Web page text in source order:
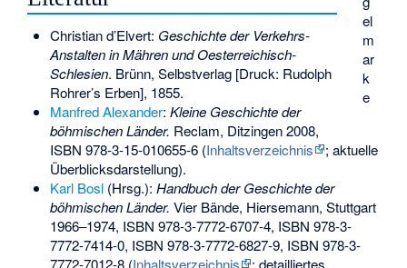
el
m
ar
k
e
Christian d’Elvert: Geschichte der Verkehrs-
Anstalten in Mähren und Oesterreichisch-
Schlesien. Brünn, Selbstverlag [Druck: Rudolph
Rohrer’s Erben], 1855.
Manfred Alexander: Kleine Geschichte der
böhmischen Länder. Reclam, Ditzingen 2008,
ISBN 978-3-15-010655-6(Inhaltsverzeichnis
; aktuelle
Überblicksdarstellung).
Karl Bosl(Hrsg.): Handbuch der Geschichte der
böhmischen Länder. Vier Bände, Hiersemann, Stuttgart
1966–1974, ISBN 978-3-7772-6707-4, ISBN 978-3-
7772-7414-0, ISBN 978-3-7772-6827-9, ISBN 978-3-